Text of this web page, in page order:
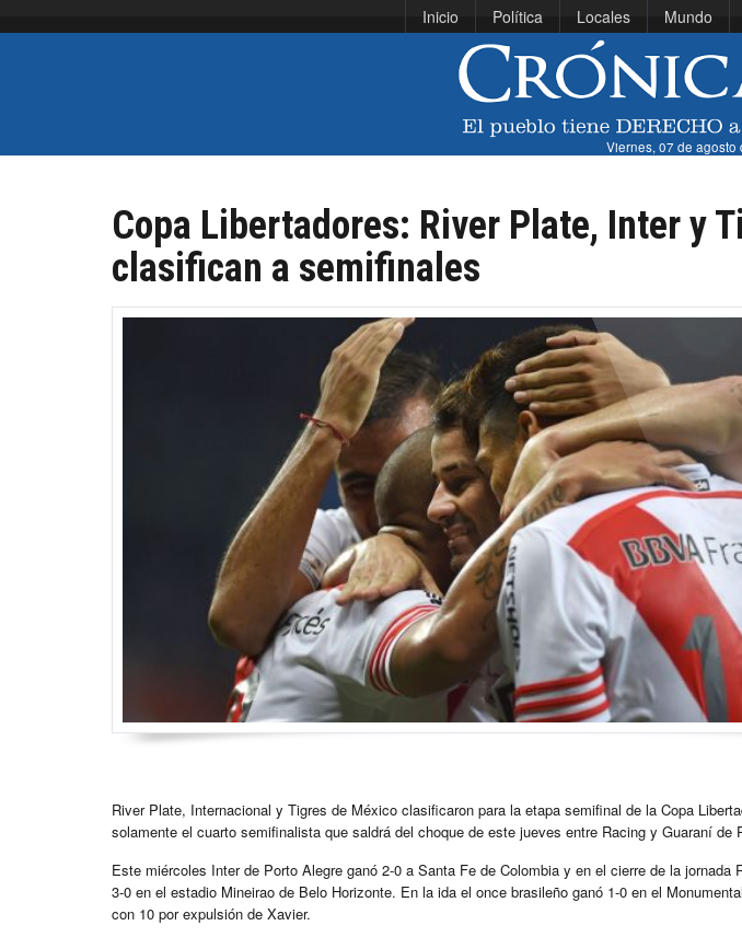
Inicio Política Locales Mundo
Viernes, 07 de agosto
Copa Libertadores: River Plate, Inter y
clasifican a semifinales
River Plate, Internacional y Tigres de México clasificaron para la etapa semifinal de la Copa
solamente el cuarto semifinalista que saldrá del choque de este jueves entre Racing y Guaraní de
Este miércoles Inter de Porto Alegre ganó 2-0 a Santa Fe de Colombia y en el cierre de la jornada
3-0 en el estadio Mineirao de Belo Horizonte. En la ida el once brasileño ganó 1-0 en el
con 10 por expulsión de Xavier.